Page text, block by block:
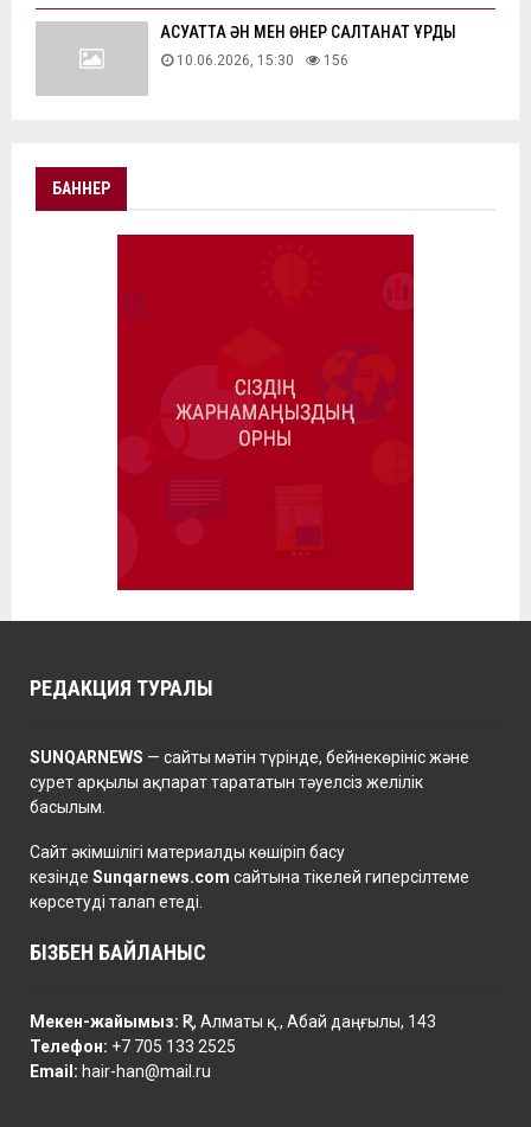
АҚСУАТТА ӘН МЕН ӨНЕР САЛТАНАТ ҚҰРДЫ
10.06.2026, 15:30 156
БАННЕР
РЕДАКЦИЯ ТУРАЛЫ
SUNQARNEWS — сайты мәтін түрінде, бейнекөрініс және
сурет арқылы ақпарат тарататын тәуелсіз желілік
басылым.
Сайт әкімшілігі материалды көшіріп басу
кезінде Sunqarnews.com сайтына тікелей гиперсілтеме
көрсетуді талап етеді.
БІЗБЕН БАЙЛАНЫС
Мекен-жайымыз: ҚР, Алматы қ., Абай даңғылы, 143
Телефон: +7 705 133 2525
Email: hair-han@mail.ru